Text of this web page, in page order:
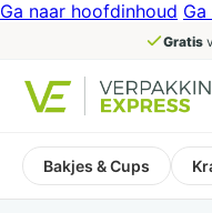
Ga naar hoofdinhoud
Gratis
Bakjes & Cups